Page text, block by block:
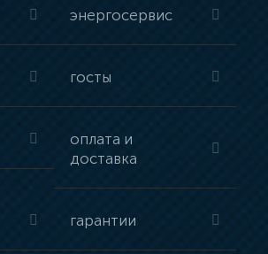
энергосервис
госты
оплата и
доставка
гарантии